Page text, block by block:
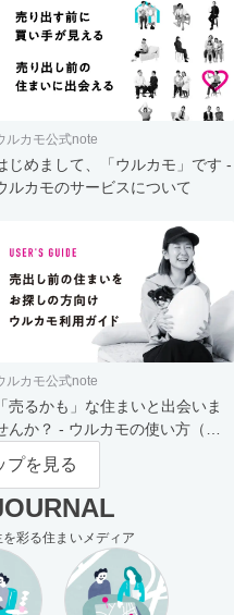
ルカモ公式note
じめまして、「ウルカモ」です -
ルカモのサービスについて
ルカモ公式note
「売るかも」な住まいと出会いま
んか？ - ウルカモの使い方（買
主さま向け）
プを見る
彩る住まいメディア